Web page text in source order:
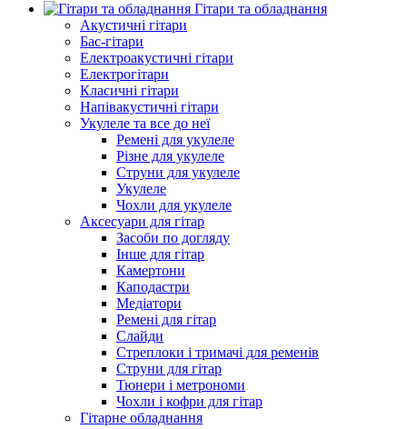
Гітари та обладнання
Акустичні гітари
Бас-гітари
Електроакустичні гітари
Електрогітари
Класичні гітари
Напівакустичні гітари
Укулеле та все до неї
Ремені для укулеле
Різне для укулеле
Струни для укулеле
Укулеле
Чохли для укулеле
Аксесуари для гітар
Засоби по догляду
Інше для гітар
Камертони
Каподастри
Медіатори
Ремені для гітар
Слайди
Стреплоки і тримачі для ременів
Струни для гітар
Тюнери і метрономи
Чохли і кофри для гітар
Гітарне обладнання